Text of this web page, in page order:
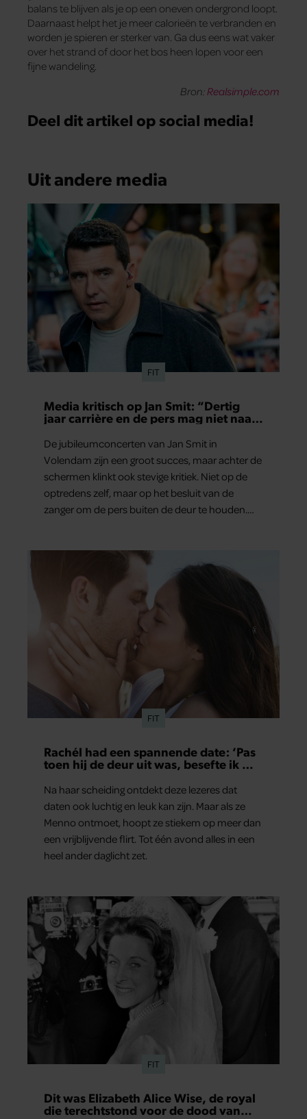
balans te blijven als je op een oneven ondergrond loopt.
Daarnaast helpt het je meer calorieën te verbranden en
worden je spieren er sterker van. Ga dus eens wat vaker
over het strand of door het bos heen lopen voor een
fijne wandeling.
Bron: Realsimple.com
Deel dit artikel op social media!
Uit andere media
FIT
Media kritisch op Jan Smit: “Dertig
jaar carrière en de pers mag niet naar
binnen”
De jubileumconcerten van Jan Smit in
Volendam zijn een groot succes, maar achter de
schermen klinkt ook stevige kritiek. Niet op de
optredens zelf, maar op het besluit van de
zanger om de pers buiten de deur te houden.
teleurstelling. Volgens hen is Jan Smit de
afgelopen jaren steeds moeilijker bereikbaar
geworden en gunt hij de media nauwelijks nog
FIT
Rachél had een spannende date: ‘Pas
toen hij de deur uit was, besefte ik wat
Na haar scheiding ontdekt deze lezeres dat
daten ook luchtig en leuk kan zijn. Maar als ze
Menno ontmoet, hoopt ze stiekem op meer dan
een vrijblijvende flirt. Tot één avond alles in een
heel ander daglicht zet.
FIT
Dit was Elizabeth Alice Wise, de royal
die terechtstond voor de dood van